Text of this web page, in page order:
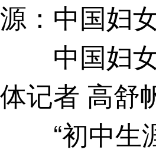
源：中国妇
中国妇女
体记者 高舒
“初中生